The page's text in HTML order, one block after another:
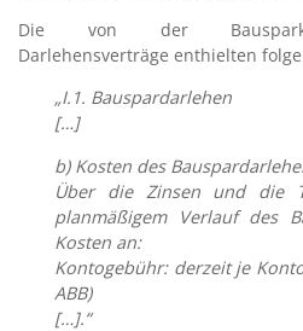
Die von der
Darlehensverträge enthielten
„I.1. Bauspardarlehen
[…]
b) Kosten des
Über die Zinsen und die
planmäßigem Verlauf des
Kosten an:
Kontogebühr: derzeit je
ABB)
[…].“